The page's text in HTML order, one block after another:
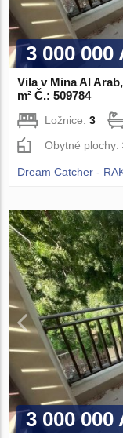
3 000 000
Vila v Mina Al
m² Č.: 509784
Ložnice:3
Obytné plochy:
Dream Catcher -
3 000 000